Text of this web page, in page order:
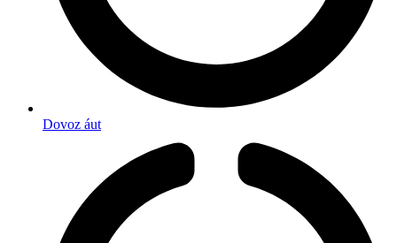
Dovoz áut